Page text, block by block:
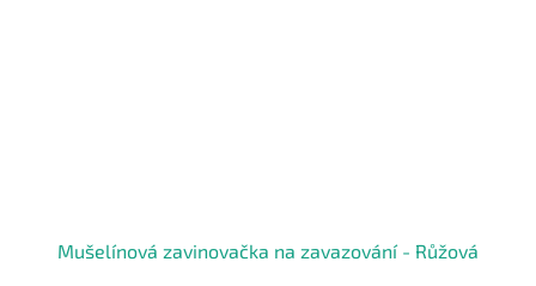
Mušelínová zavinovačka na zavazování - Růžová